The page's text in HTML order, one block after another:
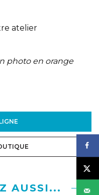
atelier
photo en orange
AUSSI...